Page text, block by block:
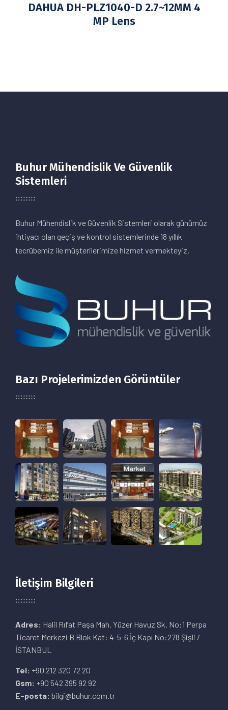
DAHUA DH-PLZ1040-D 2.7~12MM 4
MP Lens
Buhur Mühendislik Ve Güvenlik
Sistemleri
Buhur Mühendislik ve Güvenlik Sistemleri olarak günümüz
ihtiyacı olan geçiş ve kontrol sistemlerinde 18 yıllık
tecrübemiz ile müşterilerimize hizmet vermekteyiz.
Bazı Projelerimizden Görüntüler
İletişim Bilgileri
Adres: Halil Rıfat Paşa Mah. Yüzer Havuz Sk. No:1 Perpa
Ticaret Merkezi B Blok Kat: 4-5-6 İç Kapı No:278 Şişli /
İSTANBUL
Tel: +90 212 320 72 20
Gsm: +90 542 395 92 92
E-posta: bilgi@buhur.com.tr